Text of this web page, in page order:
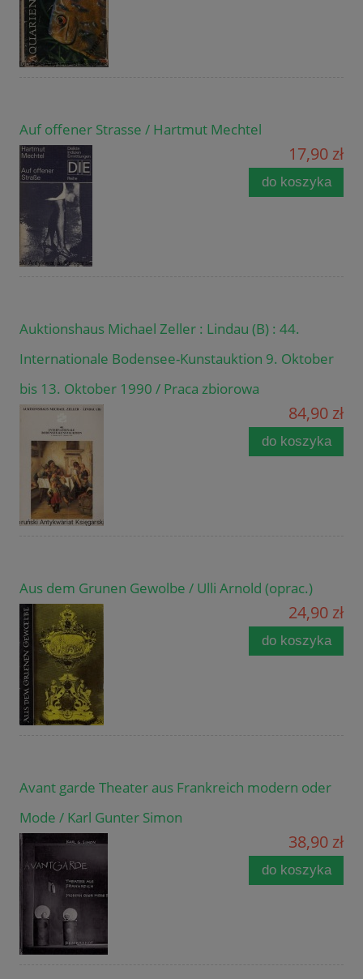
Auf offener Strasse / Hartmut Mechtel
17,90 zł
do koszyka
Auktionshaus Michael Zeller : Lindau (B) : 44.
Internationale Bodensee-Kunstauktion 9. Oktober
bis 13. Oktober 1990 / Praca zbiorowa
84,90 zł
do koszyka
Aus dem Grunen Gewolbe / Ulli Arnold (oprac.)
24,90 zł
do koszyka
Avant garde Theater aus Frankreich modern oder
Mode / Karl Gunter Simon
38,90 zł
do koszyka